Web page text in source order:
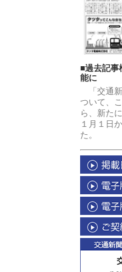
■過去記
能に
「交通
ついて、
ら、新た
１月１日
た